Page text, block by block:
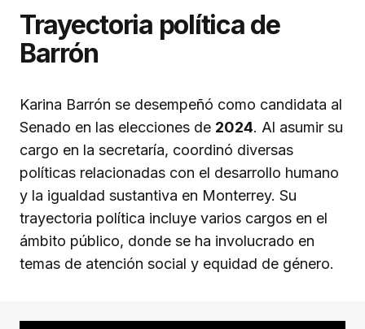
Trayectoria política de
Barrón
Karina Barrón se desempeñó como candidata al
Senado en las elecciones de 2024. Al asumir su
cargo en la secretaría, coordinó diversas
políticas relacionadas con el desarrollo humano
y la igualdad sustantiva en Monterrey. Su
trayectoria política incluye varios cargos en el
ámbito público, donde se ha involucrado en
temas de atención social y equidad de género.